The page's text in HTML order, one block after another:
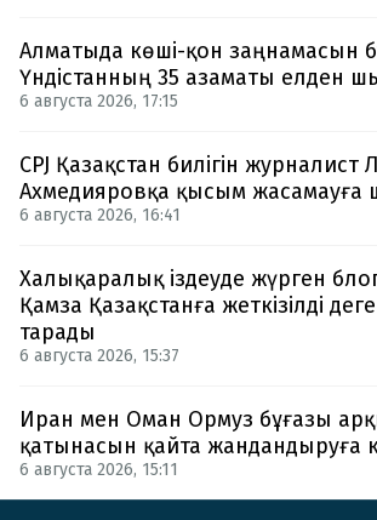
Алматыда көші-қон заңнамасын
Үндістанның 35 азаматы елден
6 августа 2026, 17:15
CPJ Қазақстан билігін журналист
Ахмедияровқа қысым жасамауға
6 августа 2026, 16:41
Халықаралық іздеуде жүрген
Қамза Қазақстанға жеткізілді
тарады
6 августа 2026, 15:37
Иран мен Оман Ормуз бұғазы
қатынасын қайта жандандыруға
6 августа 2026, 15:11